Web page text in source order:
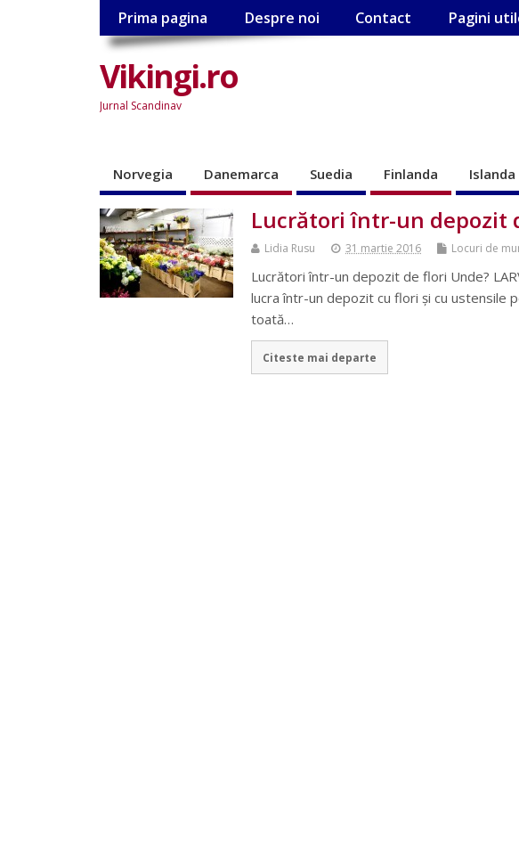
Prima pagina Despre noi Contact Pagini
Vikingi.ro
Jurnal Scandinav
Norvegia Danemarca Suedia Finlanda Islanda
Lucrători într-un depozit
Lidia Rusu 31 martie 2016 Locuri de
Lucrători într-un depozit de flori Unde?
lucra într-un depozit cu flori și cu ustensile
toată…
Citeste mai departe